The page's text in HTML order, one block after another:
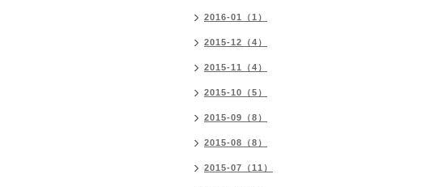
2016-01（1）
2015-12（4）
2015-11（4）
2015-10（5）
2015-09（8）
2015-08（8）
2015-07（11）